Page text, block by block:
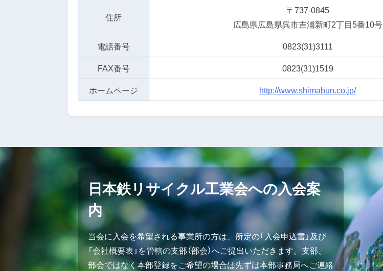
住所
〒737-0845
広島県広島県呉市吉浦新町2丁目5番10号
電話番号
0823(31)3111
FAX番号
0823(31)1519
ホームページ
http://www.shimabun.co.jp/
日本鉄リサイクル工業会への入会案
内
当会に入会を希望される事業所の方は、所定の「入会申込書」及び
「会社概要表」を管轄の支部（部会）へご提出いただきます。支部、
部会ではなく本部登録をご希望の場合は先ずは本部事務局へご連絡